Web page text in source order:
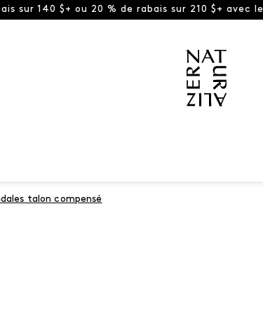
sur 140 $+ ou 20 % de rabais sur 210 $+ avec
talon compensé